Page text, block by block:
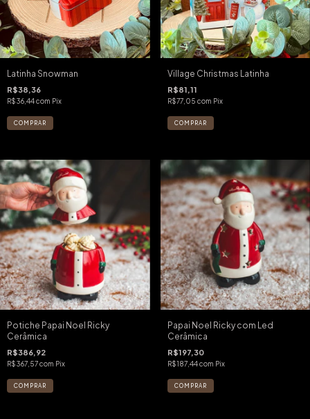
Latinha Snowman
R$38,36
R$36,44com Pix
Village Christmas Latinha
R$81,11
R$77,05 com Pix
Potiche Papai Noel Ricky
Cerâmica
R$386,92
R$367,57com Pix
Papai Noel Ricky com Led
Cerâmica
R$197,30
R$187,44com Pix